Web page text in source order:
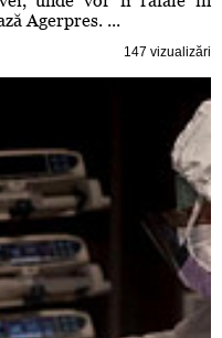
Agerpres. ...
147 vizualizări